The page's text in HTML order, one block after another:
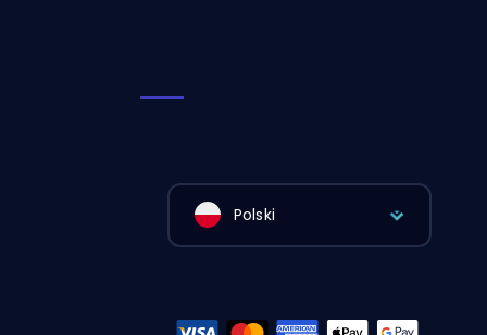
Polski